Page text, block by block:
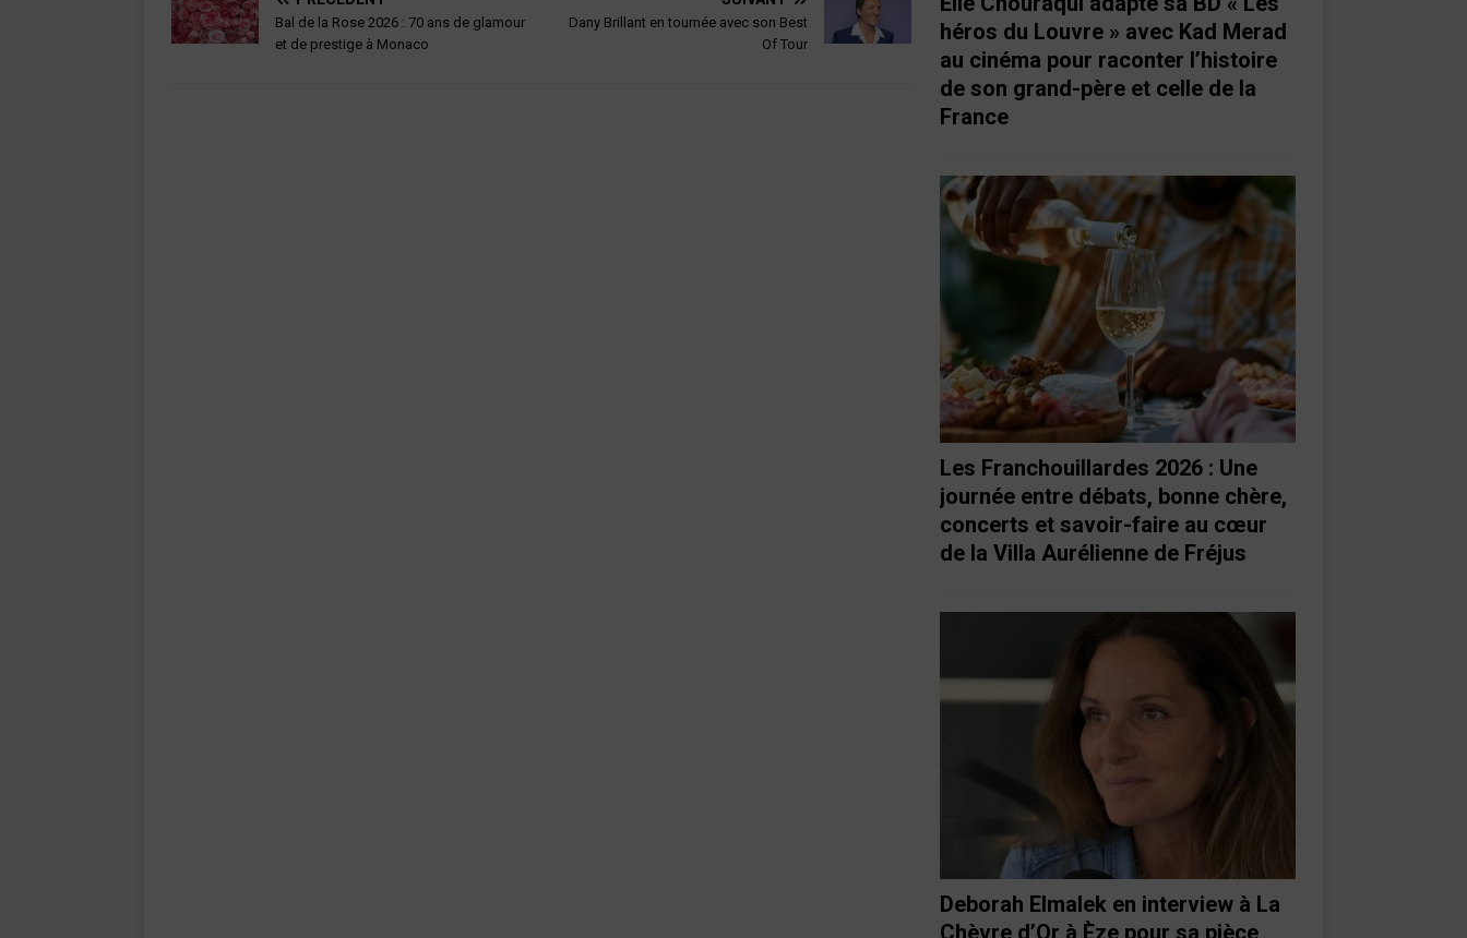
Bal de la Rose 2026 : 70 ans de glamour
et de prestige à Monaco
Dany Brillant en tournée avec son Best
Of Tour
héros du Louvre » avec Kad Merad
au cinéma pour raconter l’histoire
de son grand-père et celle de la
France
Les Franchouillardes 2026 : Une
journée entre débats, bonne chère,
concerts et savoir-faire au cœur
de la Villa Aurélienne de Fréjus
Deborah Elmalek en interview à La